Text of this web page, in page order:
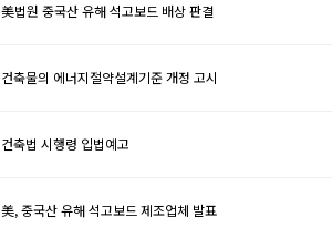
美법원 중국산 유해 석고보드 배상 판결
건축물의 에너지절약설계기준 개정 고시
건축법 시행령 입법예고
美, 중국산 유해 석고보드 제조업체 발표